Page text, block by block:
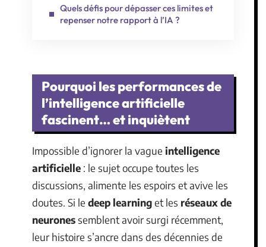
Quels défis pour dépasser ces limites et
repenser notre rapport à l’IA ?
Pourquoi les performances de
l’intelligence artificielle
fascinent… et inquiètent
Impossible d’ignorer la vague intelligence
artificielle : le sujet occupe toutes les
discussions, alimente les espoirs et avive les
doutes. Si le deep learninget les réseaux de
neuronessemblent avoir surgi récemment,
leur histoire s’ancre dans des décennies de